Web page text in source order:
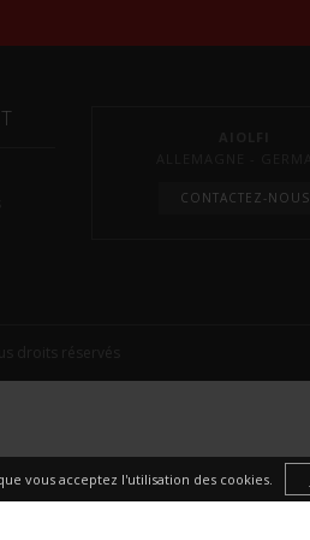
CONTACTEZ-NOUS
vous acceptez l'utilisation des cookies.